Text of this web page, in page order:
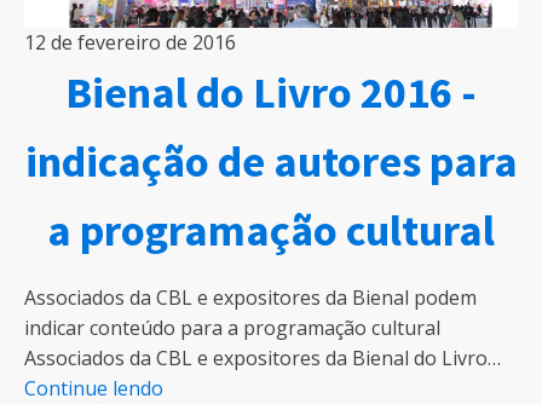
12 de fevereiro de 2016
Bienal do Livro 2016 -
indicação de autores para
a programação cultural
Associados da CBL e expositores da Bienal podem
indicar conteúdo para a programação cultural
Associados da CBL e expositores da Bienal do Livro…
Continue lendo